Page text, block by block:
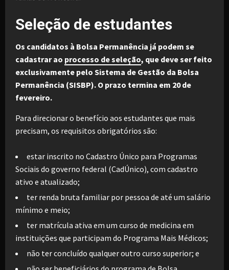
Seleção de estudantes
Os candidatos à Bolsa Permanência já podem se
cadastrar ao processo de seleção, que deve ser feito
exclusivamente pelo Sistema de Gestão da Bolsa
Permanência (SISBP). O prazo termina em 20 de
fevereiro.
Para direcionar o benefício aos estudantes que mais
precisam, os requisitos obrigatórios são:
estar inscrito no Cadastro Único para Programas
Sociais do governo federal (CadÚnico), com cadastro
ativo e atualizado;
ter renda bruta familiar por pessoa de até um salário
mínimo e meio;
ter matrícula ativa em um curso de medicina em
instituições que participam do Programa Mais Médicos;
não ter concluído qualquer outro curso superior; e